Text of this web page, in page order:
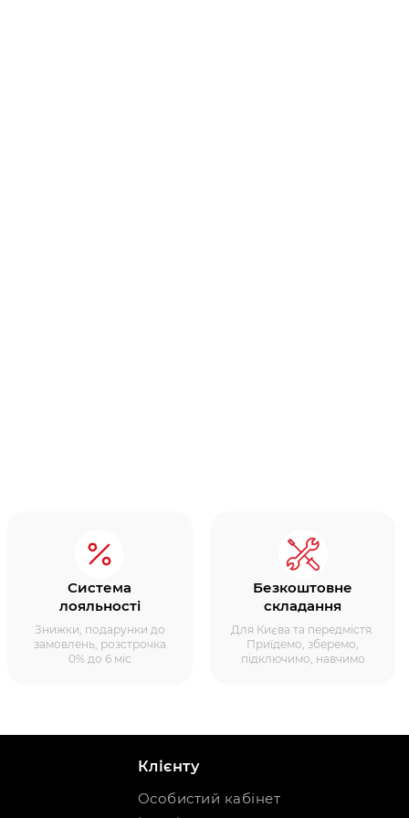
Система
лояльності
Знижки, подарунки до
замовлень, розстрочка
0% до 6 міс
Безкоштовне
складання
Для Києва та передмістя.
Приїдемо, зберемо,
підключимо, навчимо
Клієнту
Особистий кабінет